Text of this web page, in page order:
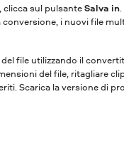
clicca sul pulsanteSalva in
i nuovi file
file utilizzando il
del file, ritagliare
Scarica la versione di